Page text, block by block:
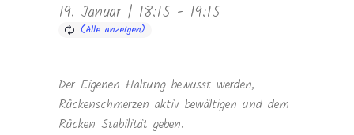
19. Januar | 18:15- 19:15
Der Eigenen Haltung bewusst werden,
Rückenschmerzen aktiv bewältigen und dem
Rücken Stabilität geben.